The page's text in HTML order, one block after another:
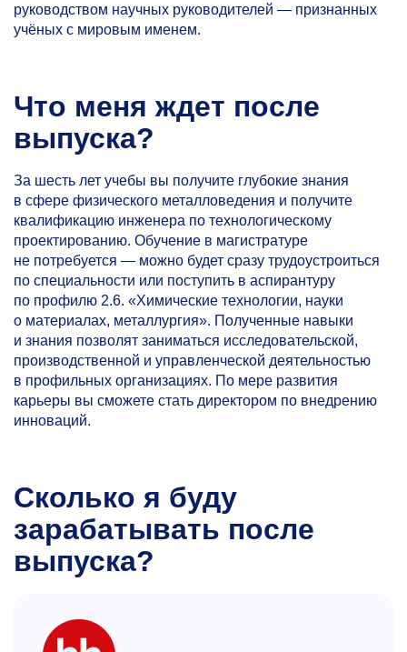
руководством научных руководителей — признанных
учёных с мировым именем.
Что меня ждет после
выпуска?
За шесть лет учебы вы получите глубокие знания
в сфере физического металловедения и получите
квалификацию инженера по технологическому
проектированию. Обучение в магистратуре
не потребуется — можно будет сразу трудоустроиться
по специальности или поступить в аспирантуру
по профилю 2.6. «Химические технологии, науки
о материалах, металлургия». Полученные навыки
и знания позволят заниматься исследовательской,
производственной и управленческой деятельностью
в профильных организациях. По мере развития
карьеры вы сможете стать директором по внедрению
инноваций.
Сколько я буду
зарабатывать после
выпуска?